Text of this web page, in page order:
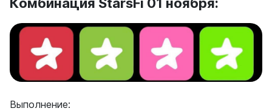
Выполнение: